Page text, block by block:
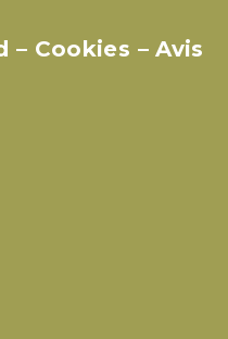
Cookies – Avis